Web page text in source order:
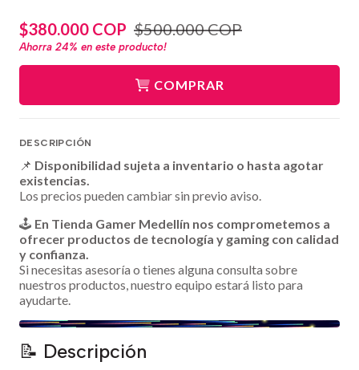
$380.000 COP $500.000 COP
Ahorra 24% en este producto!
COMPRAR
DESCRIPCIÓN
📌 Disponibilidad sujeta a inventario o hasta agotar
existencias.
Los precios pueden cambiar sin previo aviso.
🕹️ En Tienda Gamer Medellín nos comprometemos a
ofrecer productos de tecnología y gaming con calidad
y confianza.
Si necesitas asesoría o tienes alguna consulta sobre
nuestros productos, nuestro equipo estará listo para
ayudarte.
📝 Descripción